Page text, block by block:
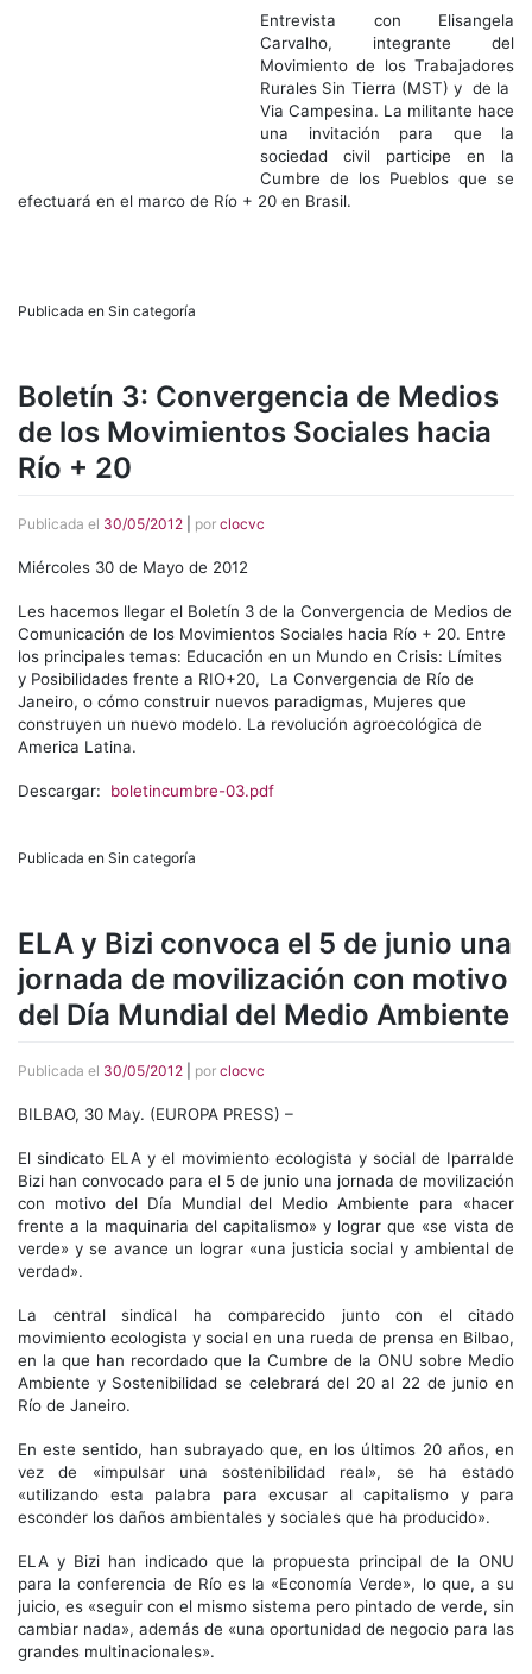
Entrevista con Elisangela
Carvalho, integrante del
Movimiento de los Trabajadores
Rurales Sin Tierra (MST) y de la
Via Campesina. La militante hace
una invitación para que la
sociedad civil participe en la
Cumbre de los Pueblos que se
efectuará en el marco de Río + 20 en Brasil.
Publicada en Sin categoría
Boletín 3: Convergencia de Medios
de los Movimientos Sociales hacia
Río + 20
Publicada el 30/05/2012 por clocvc
Miércoles 30 de Mayo de 2012
Les hacemos llegar el Boletín 3 de la Convergencia de Medios de
Comunicación de los Movimientos Sociales hacia Río + 20. Entre
los principales temas: Educación en un Mundo en Crisis: Límites
y Posibilidades frente a RIO+20, La Convergencia de Río de
Janeiro, o cómo construir nuevos paradigmas, Mujeres que
construyen un nuevo modelo. La revolución agroecológica de
America Latina.
Descargar: boletincumbre-03.pdf
Publicada en Sin categoría
ELA y Bizi convoca el 5 de junio una
jornada de movilización con motivo
del Día Mundial del Medio Ambiente
Publicada el 30/05/2012 por clocvc
BILBAO, 30 May. (EUROPA PRESS) –
El sindicato ELA y el movimiento ecologista y social de Iparralde
Bizi han convocado para el 5 de junio una jornada de movilización
con motivo del Día Mundial del Medio Ambiente para «hacer
frente a la maquinaria del capitalismo» y lograr que «se vista de
verde» y se avance un lograr «una justicia social y ambiental de
verdad».
La central sindical ha comparecido junto con el citado
movimiento ecologista y social en una rueda de prensa en Bilbao,
en la que han recordado que la Cumbre de la ONU sobre Medio
Ambiente y Sostenibilidad se celebrará del 20 al 22 de junio en
Río de Janeiro.
En este sentido, han subrayado que, en los últimos 20 años, en
vez de «impulsar una sostenibilidad real», se ha estado
«utilizando esta palabra para excusar al capitalismo y para
esconder los daños ambientales y sociales que ha producido».
ELA y Bizi han indicado que la propuesta principal de la ONU
para la conferencia de Río es la «Economía Verde», lo que, a su
juicio, es «seguir con el mismo sistema pero pintado de verde, sin
cambiar nada», además de «una oportunidad de negocio para las
grandes multinacionales».